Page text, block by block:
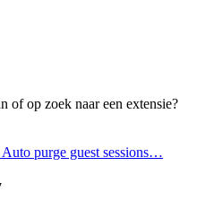
of op zoek naar een extensie?
Auto purge guest sessions…